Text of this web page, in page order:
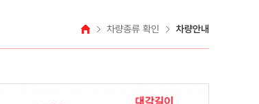
차량종류 확인 차량안내